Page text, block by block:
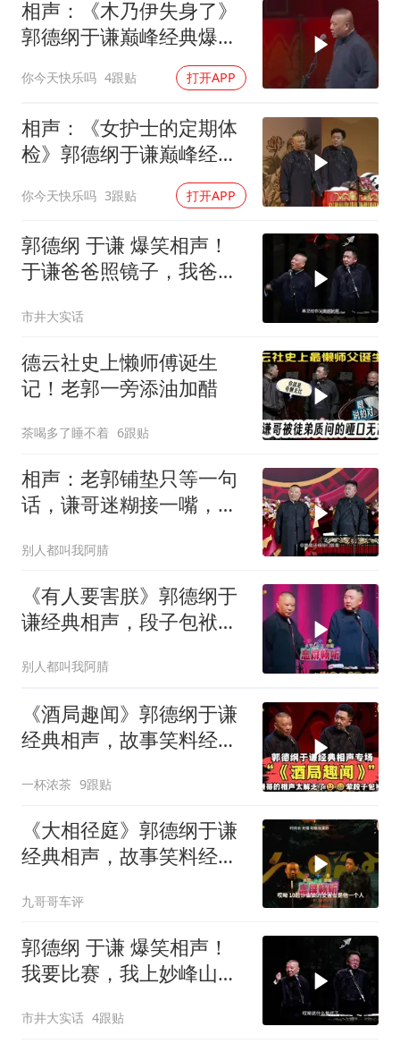
相声：《木乃伊失身了》
郭德纲于谦巅峰经典爆笑
你今天快乐吗 4跟贴 打开APP
相声：《女护士的定期体
检》郭德纲于谦巅峰经典
你今天快乐吗 3跟贴 打开APP
郭德纲 于谦 爆笑相声！
于谦爸爸照镜子，我爸爸
了
市井大实话
德云社史上懒师傅诞生
记！老郭一旁添油加醋
茶喝多了睡不着 6跟贴
相声：老郭铺垫只等一句
话，谦哥迷糊接一嘴，包
别人都叫我阿腈
《有人要害朕》郭德纲于
谦经典相声，段子包袱满
别人都叫我阿腈
《酒局趣闻》郭德纲于谦
经典相声，故事笑料经典
一杯浓茶 9跟贴
《大相径庭》郭德纲于谦
经典相声，故事笑料经典
九哥哥车评
郭德纲 于谦 爆笑相声！
我要比赛，我上妙峰山干
祖庙
市井大实话 4跟贴